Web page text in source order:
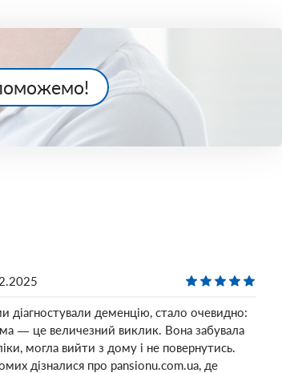
діагностували деменцію, стало очевидно:
— це величезний виклик. Вона забувала
могла вийти з дому і не повернутись.
дізналися про pansionu.com.ua, де